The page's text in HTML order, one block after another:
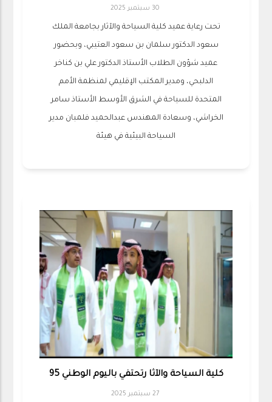
30 سبتمبر 2025
تحت رعاية عميد كلية السياحة والآثار بجامعة الملك
سعود الدكتور سلمان بن سعود العتيبي، وبحضور
عميد شؤون الطلاب الأستاذ الدكتور علي بن كناخر
الدلبحي، ومدير المكتب الإقليمي لمنظمة الأمم
المتحدة للسياحة في الشرق الأوسط الأستاذ سامر
الخراشي، وسعادة المهندس عبدالحميد فلمبان مدير
السياحة البيئية في هيئة
كلية السياحة والآثا رتحتفي باليوم الوطني 95
27 سبتمبر 2025